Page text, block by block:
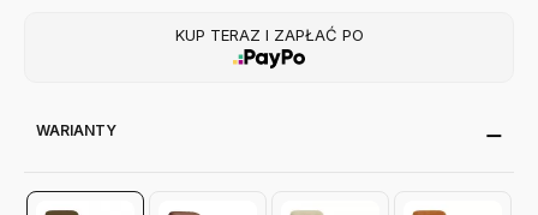
KUP TERAZ I ZAPŁAĆ PO
WARIANTY